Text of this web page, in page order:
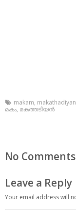
makam, makathadiyan
മകം, മകത്തടിയന്‍
No
Leave a Reply
Your email address will